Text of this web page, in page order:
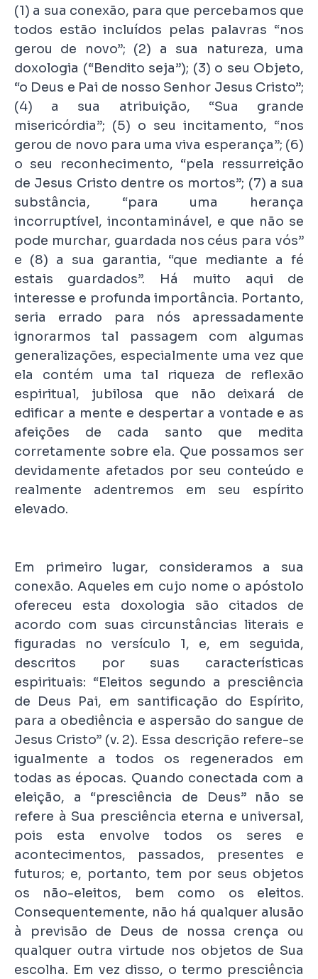
(1) a sua conexão, para que percebamos que
todos estão incluídos pelas palavras “nos
gerou de novo”; (2) a sua natureza, uma
doxologia (“Bendito seja”); (3) o seu Objeto,
“o Deus e Pai de nosso Senhor Jesus Cristo”;
(4) a sua atribuição, “Sua grande
misericórdia”; (5) o seu incitamento, “nos
gerou de novo para uma viva esperança”; (6)
o seu reconhecimento, “pela ressurreição
de Jesus Cristo dentre os mortos”; (7) a sua
substância, “para uma herança
incorruptível, incontaminável, e que não se
pode murchar, guardada nos céus para vós”
e (8) a sua garantia, “que mediante a fé
estais guardados”. Há muito aqui de
interesse e profunda importância. Portanto,
seria errado para nós apressadamente
ignorarmos tal passagem com algumas
generalizações, especialmente uma vez que
ela contém uma tal riqueza de reflexão
espiritual, jubilosa que não deixará de
edificar a mente e despertar a vontade e as
afeições de cada santo que medita
corretamente sobre ela. Que possamos ser
devidamente afetados por seu conteúdo e
realmente adentremos em seu espírito
elevado.
Em primeiro lugar, consideramos a sua
conexão. Aqueles em cujo nome o apóstolo
ofereceu esta doxologia são citados de
acordo com suas circunstâncias literais e
figuradas no versículo 1, e, em seguida,
descritos por suas características
espirituais: “Eleitos segundo a presciência
de Deus Pai, em santificação do Espírito,
para a obediência e aspersão do sangue de
Jesus Cristo” (v. 2). Essa descrição refere-se
igualmente a todos os regenerados em
todas as épocas. Quando conectada com a
eleição, a “presciência de Deus” não se
refere à Sua presciência eterna e universal,
pois esta envolve todos os seres e
acontecimentos, passados, presentes e
futuros; e, portanto, tem por seus objetos
os não-eleitos, bem como os eleitos.
Consequentemente, não há qualquer alusão
à previsão de Deus de nossa crença ou
qualquer outra virtude nos objetos de Sua
escolha. Em vez disso, o termo presciência